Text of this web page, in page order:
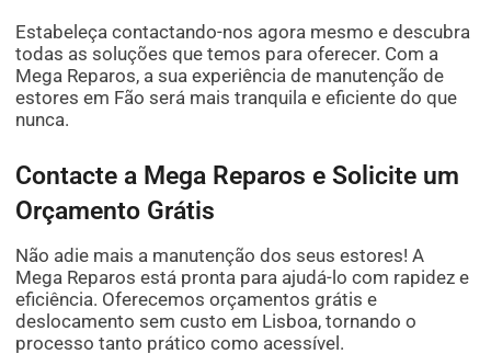
Estabeleça contactando-nos agora mesmo e descubra
todas as soluções que temos para oferecer. Com a
Mega Reparos, a sua experiência de manutenção de
estores em Fão será mais tranquila e eficiente do que
nunca.
Contacte a Mega Reparos e Solicite um
Orçamento Grátis
Não adie mais a manutenção dos seus estores! A
Mega Reparos está pronta para ajudá-lo com rapidez e
eficiência. Oferecemos orçamentos grátis e
deslocamento sem custo em Lisboa, tornando o
processo tanto prático como acessível.